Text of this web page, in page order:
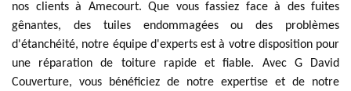
nos clients à Amecourt. Que vous fassiez face à des fuites
gênantes, des tuiles endommagées ou des problèmes
d'étanchéité, notre équipe d'experts est à votre disposition pour
une réparation de toiture rapide et fiable. Avec G David
Couverture, vous bénéficiez de notre expertise et de notre